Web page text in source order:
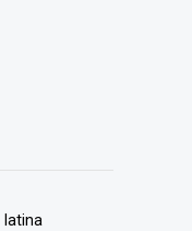
latina